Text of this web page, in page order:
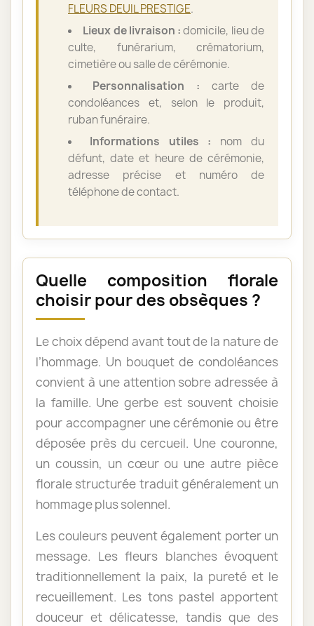
FLEURS DEUIL PRESTIGE.
Lieux de livraison :domicile, lieu de
culte, funérarium, crématorium,
cimetière ou salle de cérémonie.
Personnalisation : carte de
condoléances et, selon le produit,
ruban funéraire.
Informations utiles : nom du
défunt, date et heure de cérémonie,
adresse précise et numéro de
téléphone de contact.
Quelle composition florale
choisir pour des obsèques ?
Le choix dépend avant tout de la nature de
l’hommage. Un bouquet de condoléances
convient à une attention sobre adressée à
la famille. Une gerbe est souvent choisie
pour accompagner une cérémonie ou être
déposée près du cercueil. Une couronne,
un coussin, un cœur ou une autre pièce
florale structurée traduit généralement un
hommage plus solennel.
Les couleurs peuvent également porter un
message. Les fleurs blanches évoquent
traditionnellement la paix, la pureté et le
recueillement. Les tons pastel apportent
douceur et délicatesse, tandis que des